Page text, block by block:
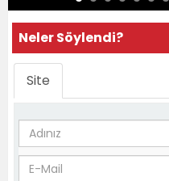
Neler Söylendi?
Site